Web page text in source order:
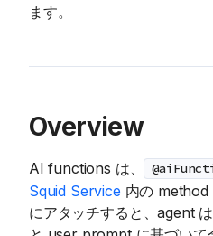
ます。
Overview
AI functions は、
Squid Service 内の method
にアタッチすると、agent